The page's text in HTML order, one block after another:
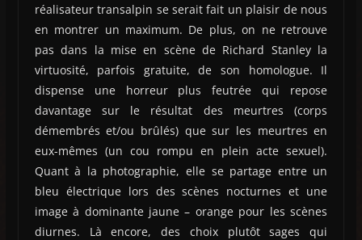
réalisateur transalpin se serait fait un plaisir de nous
en montrer un maximum. De plus, on ne retrouve
pas dans la mise en scène de Richard Stanley la
virtuosité, parfois gratuite, de son homologue. Il
dispense une horreur plus feutrée qui repose
davantage sur le résultat des meurtres (corps
démembrés et/ou brûlés) que sur les meurtres en
eux-mêmes (un cou rompu en plein acte sexuel).
Quant à la photographie, elle se partage entre un
bleu électrique lors des scènes nocturnes et une
image à dominante jaune – orange pour les scènes
diurnes. Là encore, des choix plutôt sages qui